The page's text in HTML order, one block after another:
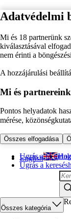
Adatvédelmi
Mi és 18 partnerünk
kiválasztásával
nem érinti a
A hozzájárulási
Mi és
Pontos helyadatok
mérése,
Összes elfogadása
Ugrás a fő
Ugrás a
English
Összes kategória